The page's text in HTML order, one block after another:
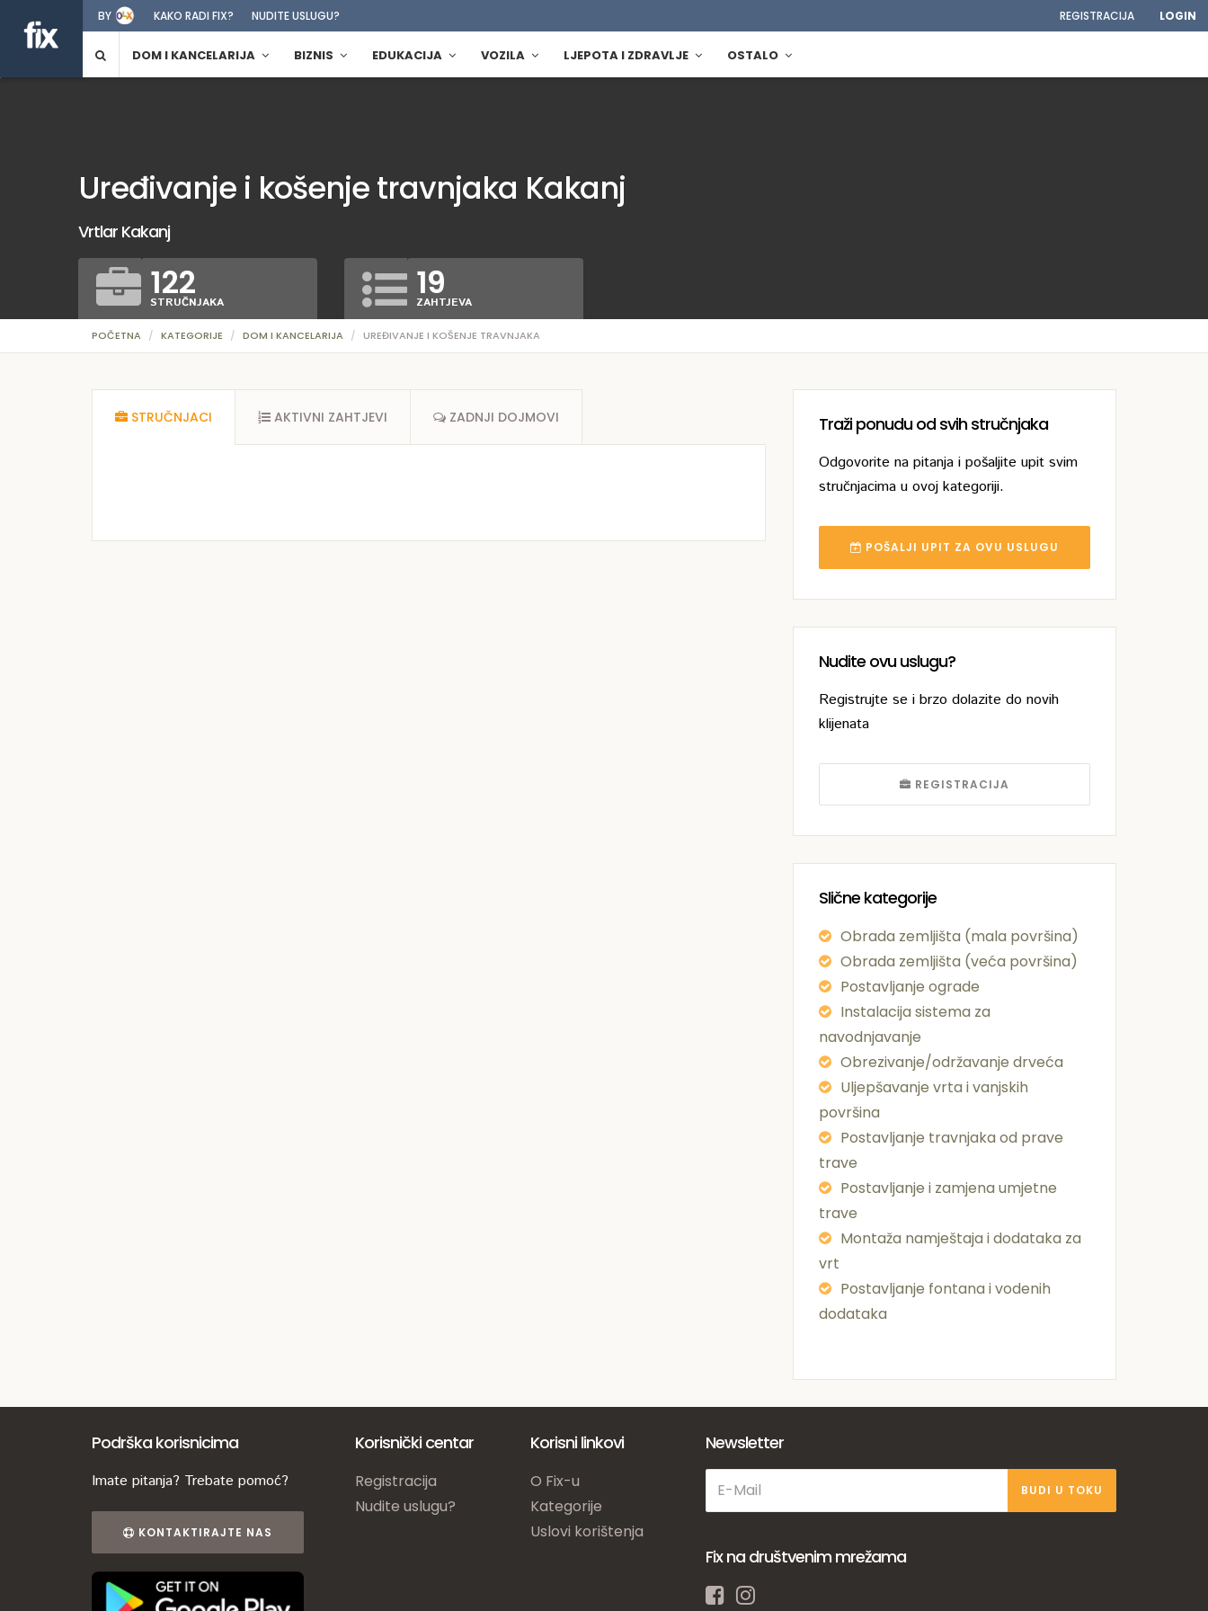
BY KAKO RADI FIX? NUDITE USLUGU? REGISTRACIJA LOGIN
DOM I KANCELARIJA BIZNIS EDUKACIJA VOZILA LJEPOTA I ZDRAVLJE OSTALO
POČETNA KATEGORIJE DOM I KANCELARIJA UREĐIVANJE I KOŠENJE TRAVNJAKA
Uređivanje i košenje travnjaka Kakanj
Vrtlar Kakanj
122
STRUČNJAKA 19
ZAHTJEVA
Traži ponudu od svih stručnjaka
Odgovorite na pitanja i pošaljite upit svim
stručnjacima u ovoj kategoriji.
POŠALJI UPIT ZA OVU USLUGU
Nudite ovu uslugu?
Registrujte se i brzo dolazite do novih
klijenata
REGISTRACIJA
Slične kategorije
Obrada zemljišta (mala površina)
Obrada zemljišta (veća površina)
Postavljanje ograde
Instalacija sistema za
navodnjavanje
Obrezivanje/održavanje drveća
Uljepšavanje vrta i vanjskih
površina
Postavljanje travnjaka od prave
trave
Postavljanje i zamjena umjetne
trave
Montaža namještaja i dodataka za
vrt
Postavljanje fontana i vodenih
dodataka
STRUČNJACI AKTIVNI ZAHTJEVI ZADNJI DOJMOVI
Podrška korisnicima
Imate pitanja? Trebate pomoć?
KONTAKTIRAJTE NAS
Korisnički centar
Registracija
Nudite uslugu?
Korisni linkovi
O Fix-u
Kategorije
Uslovi korištenja
Newsletter
BUDI U TOKU
Fix na društvenim mrežama